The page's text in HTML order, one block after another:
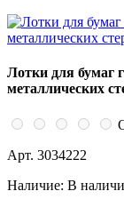
Лотки для бумаг
металлических
Арт. 3034222
Наличие: В